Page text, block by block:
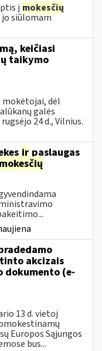
į mokesčių
siūlomam
keičiasi
taikymo
mokėtojai, dėl
galės
24 d., Vilnius.
ir paslaugas
mokesčių
akcizais
dokumento (e-
13 d. vietoj
Europos Sąjungos
bus...